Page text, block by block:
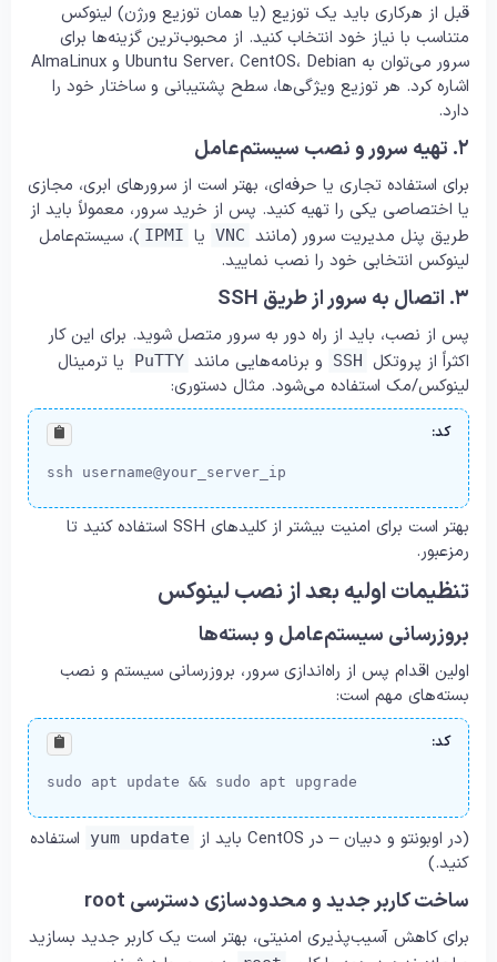
قبل از هرکاری باید یک توزیع (یا همان توزیع ورژن) لینوکس
متناسب با نیاز خود انتخاب کنید. از محبوب‌ترین گزینه‌ها برای
سرور می‌توان به Ubuntu Server، CentOS، Debian و AlmaLinux
اشاره کرد. هر توزیع ویژگی‌ها، سطح پشتیبانی و ساختار خود را
دارد.
۲. تهیه سرور و نصب سیستم‌عامل
برای استفاده تجاری یا حرفه‌ای، بهتر است از سرورهای ابری، مجازی
یا اختصاصی یکی را تهیه کنید. پس از خرید سرور، معمولاً باید از
طریق پنل مدیریت سرور (مانند VNC یا IPMI )، سیستم‌عامل
لینوکس انتخابی خود را نصب نمایید.
۳. اتصال به سرور از طریق SSH
پس از نصب، باید از راه دور به سرور متصل شوید. برای این کار
اکثراً از پروتکل SSH و برنامه‌هایی مانند PuTTY
یا ترمینال
لینوکس/مک استفاده می‌شود. مثال دستوری:
کد:
ssh username@your_server_ip
بهتر است برای امنیت بیشتر از کلیدهای SSH استفاده کنید تا
رمزعبور.
تنظیمات اولیه بعد از نصب لینوکس
بروزرسانی سیستم‌عامل و بسته‌ها
اولین اقدام پس از راه‌اندازی سرور، بروزرسانی سیستم و نصب
بسته‌های مهم است:
کد:
sudo apt update && sudo apt upgrade
(در اوبونتو و دبیان – در CentOS باید از yum update
استفاده
کنید.)
ساخت کاربر جدید و محدودسازی دسترسی root
برای کاهش آسیب‌پذیری امنیتی، بهتر است یک کاربر جدید بسازید